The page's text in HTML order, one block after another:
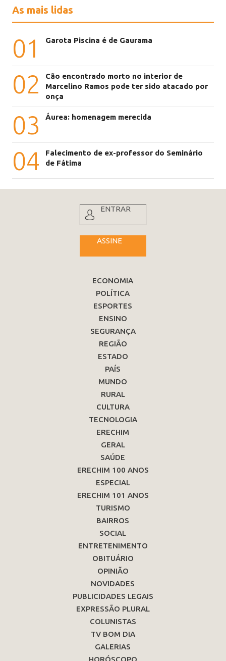
As mais lidas
01 Garota Piscina é de Gaurama
02
Cão encontrado morto no interior de
Marcelino Ramos pode ter sido atacado por
onça
03 Áurea: homenagem merecida
04
Falecimento de ex-professor do Seminário
de Fátima
ENTRAR
ASSINE
ECONOMIA
POLÍTICA
ESPORTES
ENSINO
SEGURANÇA
REGIÃO
ESTADO
PAÍS
MUNDO
RURAL
CULTURA
TECNOLOGIA
ERECHIM
GERAL
SAÚDE
ERECHIM 100 ANOS
ESPECIAL
ERECHIM 101 ANOS
TURISMO
BAIRROS
SOCIAL
ENTRETENIMENTO
OBITUÁRIO
OPINIÃO
NOVIDADES
PUBLICIDADES LEGAIS
EXPRESSÃO PLURAL
COLUNISTAS
TV BOM DIA
GALERIAS